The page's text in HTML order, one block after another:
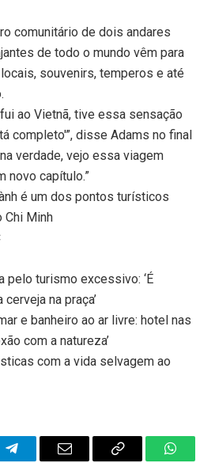
comunitário de dois andares
de todo o mundo vêm para
souvenirs, temperos e até
ao Vietnã, tive essa sensação
completo'”, disse Adams no final
verdade, vejo essa viagem
novo capítulo.”
é um dos pontos turísticos
Chi Minh
pelo turismo excessivo: ‘É
na praça’
e banheiro ao ar livre: hotel nas
com a natureza’
com a vida selvagem ao